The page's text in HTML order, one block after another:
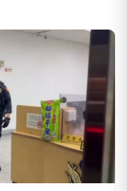
防HPV，才有資格
對自己健康最好
在不嫌晚！
說愛你